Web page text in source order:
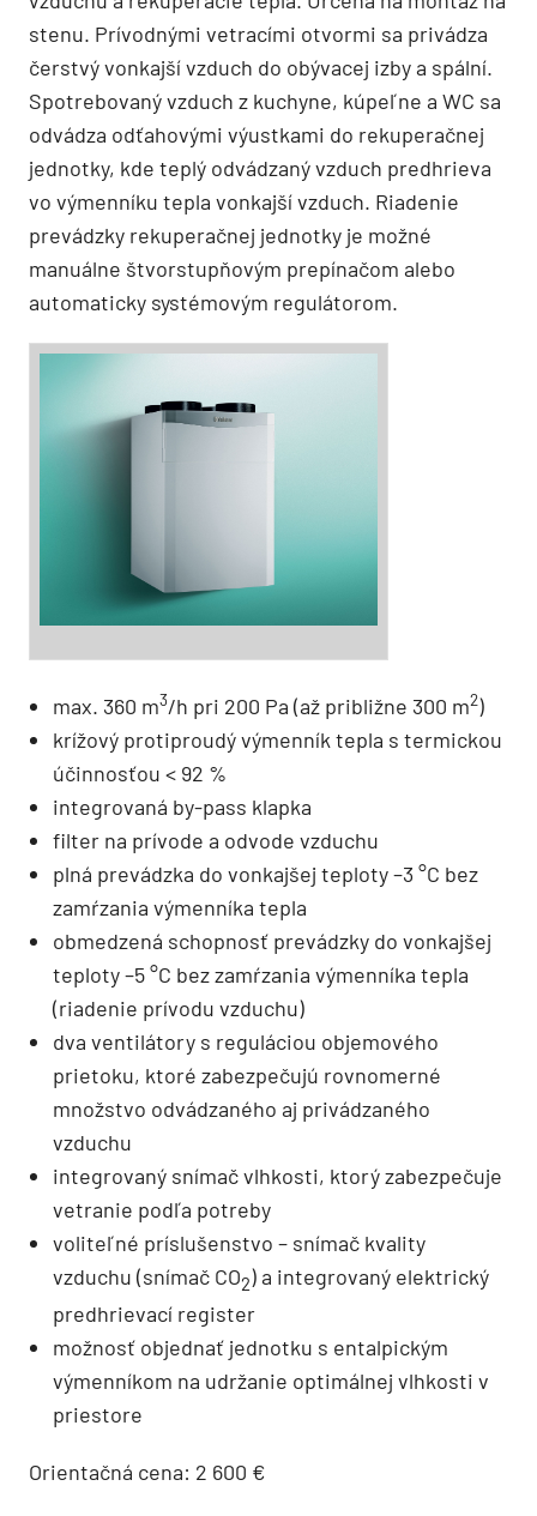
stenu. Prívodnými vetracími otvormi sa privádza
čerstvý vonkajší vzduch do obývacej izby a spální.
Spotrebovaný vzduch z kuchyne, kúpeľne a WC sa
odvádza odťahovými výustkami do rekuperačnej
jednotky, kde teplý odvádzaný vzduch predhrieva
vo výmenníku tepla vonkajší vzduch. Riadenie
prevádzky rekuperačnej jednotky je možné
manuálne štvorstupňovým prepínačom alebo
automaticky systémovým regulátorom.
max. 360 m3/h pri 200 Pa (až približne 300 m2)
krížový protiproudý výmenník tepla s termickou
účinnosťou < 92 %
integrovaná by-pass klapka
filter na prívode a odvode vzduchu
plná prevádzka do vonkajšej teploty –3 °C bez
zamŕzania výmenníka tepla
obmedzená schopnosť prevádzky do vonkajšej
teploty –5 °C bez zamŕzania výmenníka tepla
(riadenie prívodu vzduchu)
dva ventilátory s reguláciou objemového
prietoku, ktoré zabezpečujú rovnomerné
množstvo odvádzaného aj privádzaného
vzduchu
integrovaný snímač vlhkosti, ktorý zabezpečuje
vetranie podľa potreby
voliteľné príslušenstvo – snímač kvality
vzduchu (snímač CO2) a integrovaný elektrický
predhrievací register
možnosť objednať jednotku s entalpickým
výmenníkom na udržanie optimálnej vlhkosti v
priestore
Orientačná cena: 2 600 €